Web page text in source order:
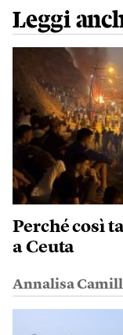
Leggi
Perché così
a Ceuta
Annalisa